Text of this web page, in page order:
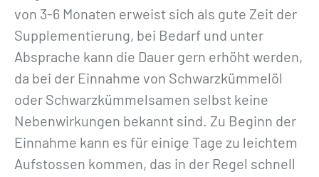
von 3-6 Monaten erweist sich als gute Zeit der
Supplementierung, bei Bedarf und unter
Absprache kann die Dauer gern erhöht werden,
da bei der Einnahme von Schwarzkümmelöl
oder Schwarzkümmelsamen selbst keine
Nebenwirkungen bekannt sind. Zu Beginn der
Einnahme kann es für einige Tage zu leichtem
Aufstossen kommen, das in der Regel schnell